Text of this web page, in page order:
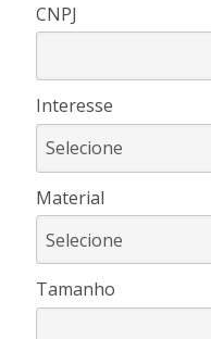
CNPJ
Interesse
Material
Tamanho